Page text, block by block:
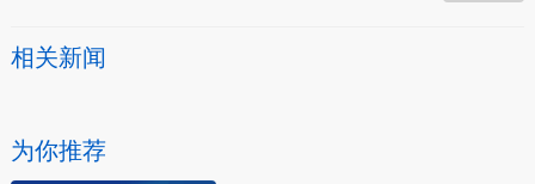
相关新闻
为你推荐